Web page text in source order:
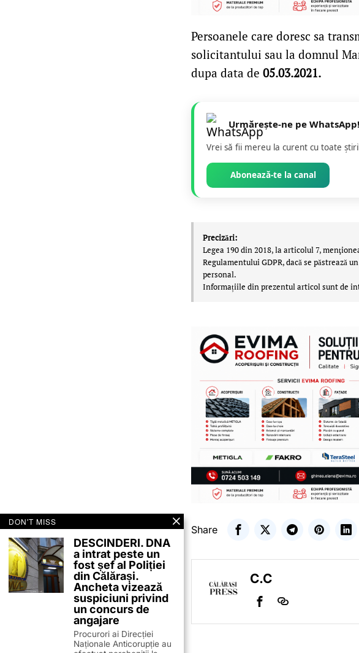
Persoanele care doresc sa
solicitantului sau la domnul
dupa data de 05.03.2021.
Urmărește-ne pe WhatsApp!
Vrei să fii mereu la curent cu toate
Abonează-te la canal
Precizări:
Legea 190 din 2018, la articolul 7,
Regulamentului GDPR, dacă se păstrează
personal.
Informațiile din prezentul articol sunt de
Share
C.C
DON'T MISS
DESCINDERI. DNA
a intrat peste un
fost șef al Poliției
din Călărași.
Ancheta vizează
suspiciuni privind
un concurs de
angajare
Procurori ai Direcției
Naționale Anticorupție au